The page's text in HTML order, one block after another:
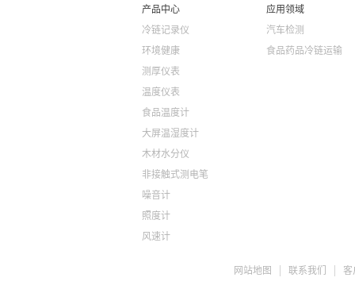
产品中心
冷链记录仪
环境健康
测厚仪表
温度仪表
食品温度计
大屏温湿度计
木材水分仪
非接触式测电笔
噪音计
照度计
风速计
应用领域
汽车检测
食品药品冷链运输
网站地图 联系我们 客